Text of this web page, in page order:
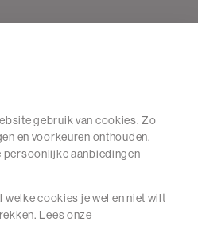
gebruik van cookies. Zo
en voorkeuren onthouden.
persoonlijke aanbiedingen
cookies je wel en niet wilt
Lees onze